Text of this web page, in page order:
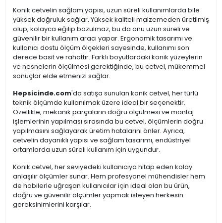
Konik cetvelin sağlam yapısı, uzun süreli kullanımlarda bile
yüksek doğruluk sağlar. Yüksek kaliteli malzemeden üretilmiş
olup, kolayca eğilip bozulmaz, bu da onu uzun süreli ve
güvenilir bir kullanım aracı yapar. Ergonomik tasarımı ve
kullanıcı dostu ölçüm ölçekleri sayesinde, kullanımı son
derece basit ve rahattır. Farklı boyutlardaki konik yüzeylerin
ve nesnelerin ölçülmesi gerektiğinde, bu cetvel, mükemmel
sonuçlar elde etmenizi sağlar.
Hepsicinde.com'da satışa sunulan konik cetvel, her türlü
teknik ölçümde kullanılmak üzere ideal bir seçenektir.
Özellikle, mekanik parçaların doğru ölçülmesi ve montaj
işlemlerinin yapılması sırasında bu cetvel, ölçümlerin doğru
yapılmasını sağlayarak üretim hatalarını önler. Ayrıca,
cetvelin dayanıklı yapısı ve sağlam tasarımı, endüstriyel
ortamlarda uzun süreli kullanım için uygundur.
Konik cetvel, her seviyedeki kullanıcıya hitap eden kolay
anlaşılır ölçümler sunar. Hem profesyonel mühendisler hem
de hobilerle uğraşan kullanıcılar için ideal olan bu ürün,
doğru ve güvenilir ölçümler yapmak isteyen herkesin
gereksinimlerini karşılar.